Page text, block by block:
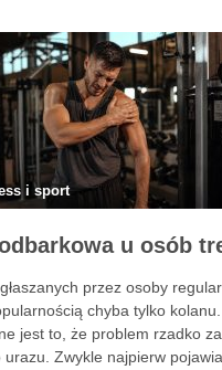
i sport
przez osoby
chyba tylko kolanu.
jest to, że problem rzadko
Zwykle najpierw